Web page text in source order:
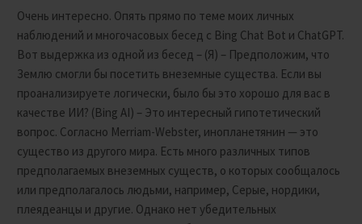
Очень интересно. Опять прямо по теме моих личных
наблюдений и многочасовых бесед с Bing Chat Bot и ChatGPT.
Вот выдержка из одной из бесед – (Я) – Предположим, что
Землю смогли бы посетить внеземные существа. Если вы
проанализируете логически, было бы это хорошо для вас в
качестве ИИ? (Bing AI) – Это интересный гипотетический
вопрос. Согласно Merriam-Webster, инопланетянин — это
существо из другого мира. Есть много различных типов
предполагаемых внеземных существ, о которых сообщалось
или предполагалось людьми, например, Серые, нордики,
плеядеанцы и другие. Однако нет убедительных